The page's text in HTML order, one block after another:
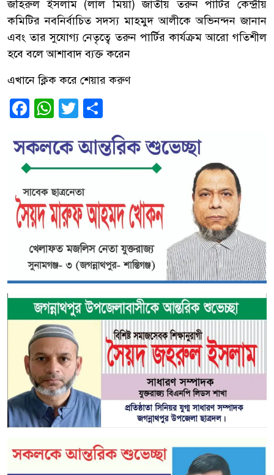
জহিরুল ইসলাম (লাল মিয়া) জাতীয় তরুন পার্টির কেন্দ্রীয়
কমিটির নবনির্বাচিত সদস্য মাহমুদ আলীকে অভিনন্দন জানান
এবং তার সুযোগ্য নেতৃত্বে তরুন পার্টির কার্যক্রম আরো গতিশীল
হবে বলে আশাবাদ ব্যক্ত করেন
এখানে ক্লিক করে শেয়ার করুণ
Facebook
WhatsApp
Twitter